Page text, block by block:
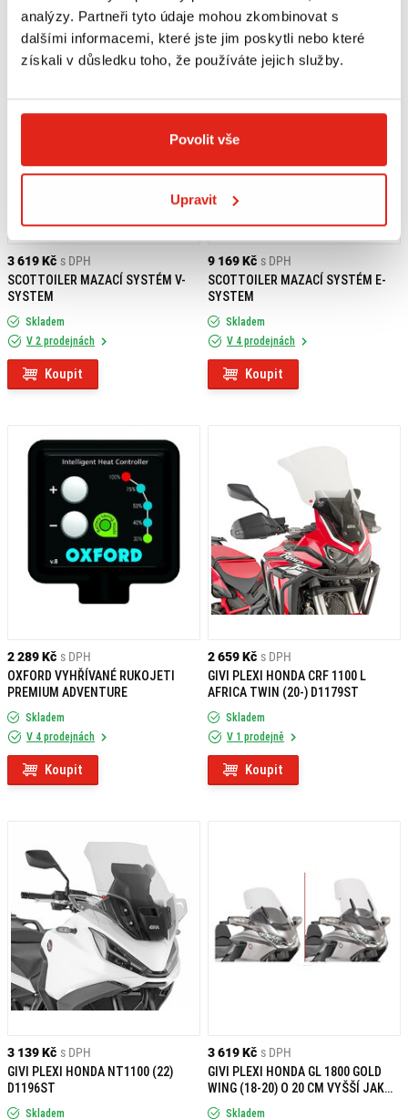
analýzy. Partneři tyto údaje mohou zkombinovat s
dalšími informacemi, které jste jim poskytli nebo které
získali v důsledku toho, že používáte jejich služby.
Povolit vše
Upravit
3 619 Kč s DPH
SCOTTOILER MAZACÍ SYSTÉM V-
SYSTEM
Skladem
V 2 prodejnách
Koupit
9 169 Kč s DPH
SCOTTOILER MAZACÍ SYSTÉM E-
SYSTEM
Skladem
V 4 prodejnách
Koupit
2 289 Kč s DPH
OXFORD VYHŘÍVANÉ RUKOJETI
PREMIUM ADVENTURE
Skladem
V 4 prodejnách
Koupit
2 659 Kč s DPH
GIVI PLEXI HONDA CRF 1100 L
AFRICA TWIN (20-) D1179ST
Skladem
V 1 prodejně
Koupit
3 139 Kč s DPH
GIVI PLEXI HONDA NT1100 (22)
D1196ST
Skladem
3 619 Kč s DPH
GIVI PLEXI HONDA GL 1800 GOLD
WING (18-20) O 20 CM VYŠŠÍ JAK
ORIGINAL D1172ST
Skladem